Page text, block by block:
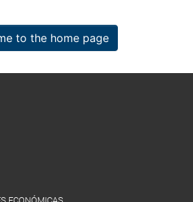
to the home page